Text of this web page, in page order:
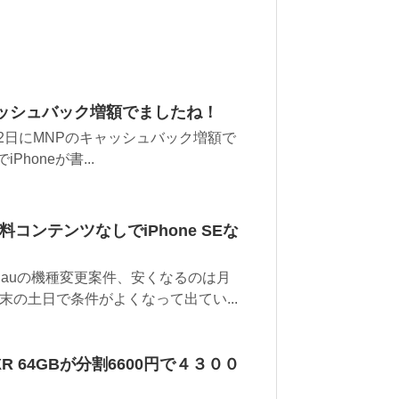
ュバック増額でましたね！
にMNPのキャッシュバック増額で
iPhoneが書...
コンテンツなしでiPhone SEな
の機種変更案件、安くなるのは月
の土日で条件がよくなって出てい...
64GBが分割6600円で４３００